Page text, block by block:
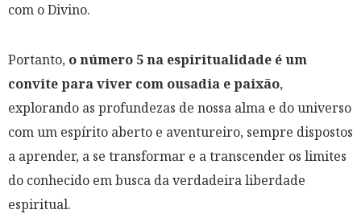
com o Divino.
Portanto, o número 5 na espiritualidade é um
convite para viver com ousadia e paixão,
explorando as profundezas de nossa alma e do universo
com um espírito aberto e aventureiro, sempre dispostos
a aprender, a se transformar e a transcender os limites
do conhecido em busca da verdadeira liberdade
espiritual.